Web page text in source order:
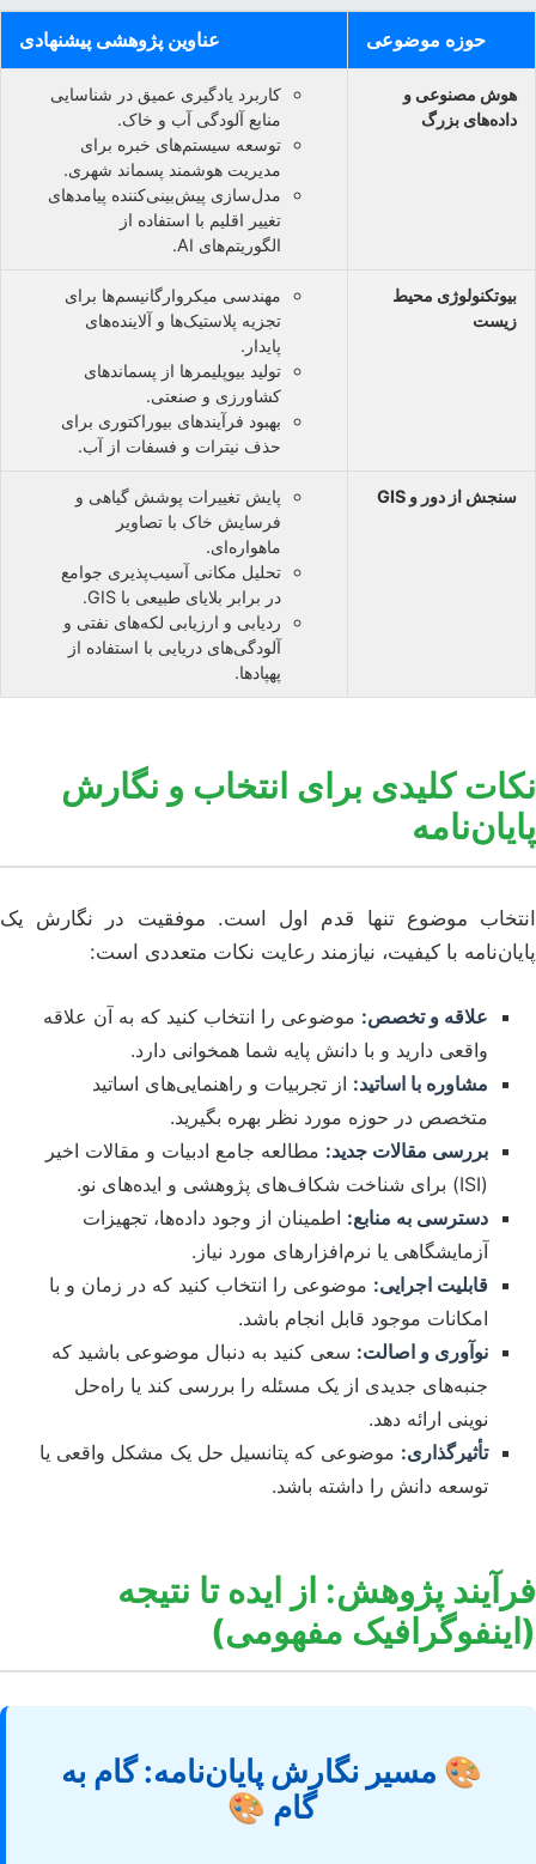
حوزه موضوعی عناوین پژوهشی پیشنهادی
هوش مصنوعی و
داده‌های بزرگ
کاربرد یادگیری عمیق در شناسایی
منابع آلودگی آب و خاک.
توسعه سیستم‌های خبره برای
مدیریت هوشمند پسماند شهری.
مدل‌سازی پیش‌بینی‌کننده پیامدهای
تغییر اقلیم با استفاده از
الگوریتم‌های AI.
بیوتکنولوژی محیط
زیست
مهندسی میکروارگانیسم‌ها برای
تجزیه پلاستیک‌ها و آلاینده‌های
پایدار.
تولید بیوپلیمرها از پسماندهای
کشاورزی و صنعتی.
بهبود فرآیندهای بیوراکتوری برای
حذف نیترات و فسفات از آب.
سنجش از دور و GIS
پایش تغییرات پوشش گیاهی و
فرسایش خاک با تصاویر
ماهواره‌ای.
تحلیل مکانی آسیب‌پذیری جوامع
در برابر بلایای طبیعی با GIS.
ردیابی و ارزیابی لکه‌های نفتی و
آلودگی‌های دریایی با استفاده از
پهپادها.
نکات کلیدی برای انتخاب و نگارش
پایان‌نامه
انتخاب موضوع تنها قدم اول است. موفقیت در نگارش یک
پایان‌نامه با کیفیت، نیازمند رعایت نکات متعددی است:
علاقه و تخصص: موضوعی را انتخاب کنید که به آن علاقه
واقعی دارید و با دانش پایه شما همخوانی دارد.
مشاوره با اساتید: از تجربیات و راهنمایی‌های اساتید
متخصص در حوزه مورد نظر بهره بگیرید.
بررسی مقالات جدید: مطالعه جامع ادبیات و مقالات اخیر
(ISI) برای شناخت شکاف‌های پژوهشی و ایده‌های نو.
دسترسی به منابع: اطمینان از وجود داده‌ها، تجهیزات
آزمایشگاهی یا نرم‌افزارهای مورد نیاز.
قابلیت اجرایی: موضوعی را انتخاب کنید که در زمان و با
امکانات موجود قابل انجام باشد.
نوآوری و اصالت: سعی کنید به دنبال موضوعی باشید که
جنبه‌های جدیدی از یک مسئله را بررسی کند یا راه‌حل
نوینی ارائه دهد.
تأثیرگذاری: موضوعی که پتانسیل حل یک مشکل واقعی یا
توسعه دانش را داشته باشد.
فرآیند پژوهش: از ایده تا نتیجه
(اینفوگرافیک مفهومی)
🎨 مسیر نگارش پایان‌نامه: گام به
گام 🎨